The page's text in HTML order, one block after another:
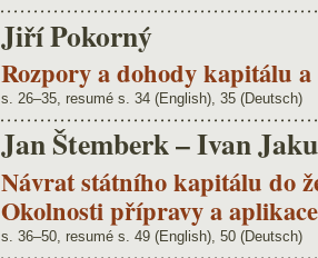
Jiří Pokorný
Rozpory a dohody kapitálu
s. 26–35, resumé s. 34 (English), 35 (Deutsch)
Jan Štemberk – Ivan
Návrat státního kapitálu do
Okolnosti přípravy a
s. 36–50, resumé s. 49 (English), 50 (Deutsch)